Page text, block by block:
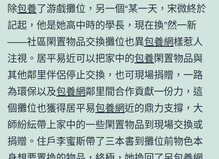
除包養了游戲攤位，另一個“某一天，宋微終於
記起，他是她高中時的學長，現在換”然一新
——社區閑置物品交換攤位也異包養網樣惹人
注視。居平易近可以把家中的包養閑置物品與
其他鄰里伴侶停止交換，也可現場捐贈，一路
為環保以及包養網鄰里間合作貢獻一份力，這
個攤位也獲得居平易包養網近的鼎力支撐，大
師紛紜帶上家中的一些閑置物品到現場交換或
捐贈。住戶李蜜斯帶了三本書到攤位前物色本